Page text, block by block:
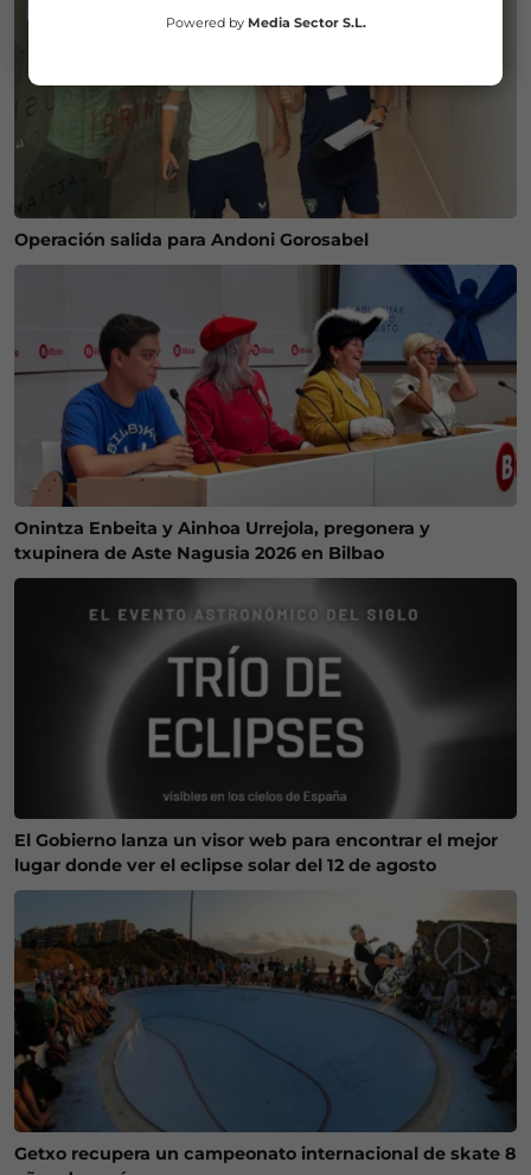
Operación salida para Andoni Gorosabel
Onintza Enbeita y Ainhoa Urrejola, pregonera y
txupinera de Aste Nagusia 2026 en Bilbao
El Gobierno lanza un visor web para encontrar el mejor
lugar donde ver el eclipse solar del 12 de agosto
Getxo recupera un campeonato internacional de skate 8
Powered by Media Sector S.L.